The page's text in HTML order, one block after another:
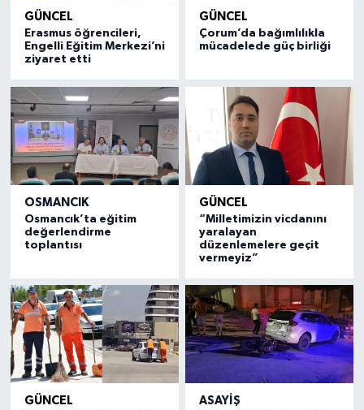
GÜNCEL
Erasmus öğrencileri,
Engelli Eğitim Merkezi’ni
ziyaret etti
GÜNCEL
Çorum’da bağımlılıkla
mücadelede güç birliği
OSMANCIK
Osmancık’ta eğitim
değerlendirme
toplantısı
GÜNCEL
“Milletimizin vicdanını
yaralayan
düzenlemelere geçit
vermeyiz”
GÜNCEL ASAYIŞ